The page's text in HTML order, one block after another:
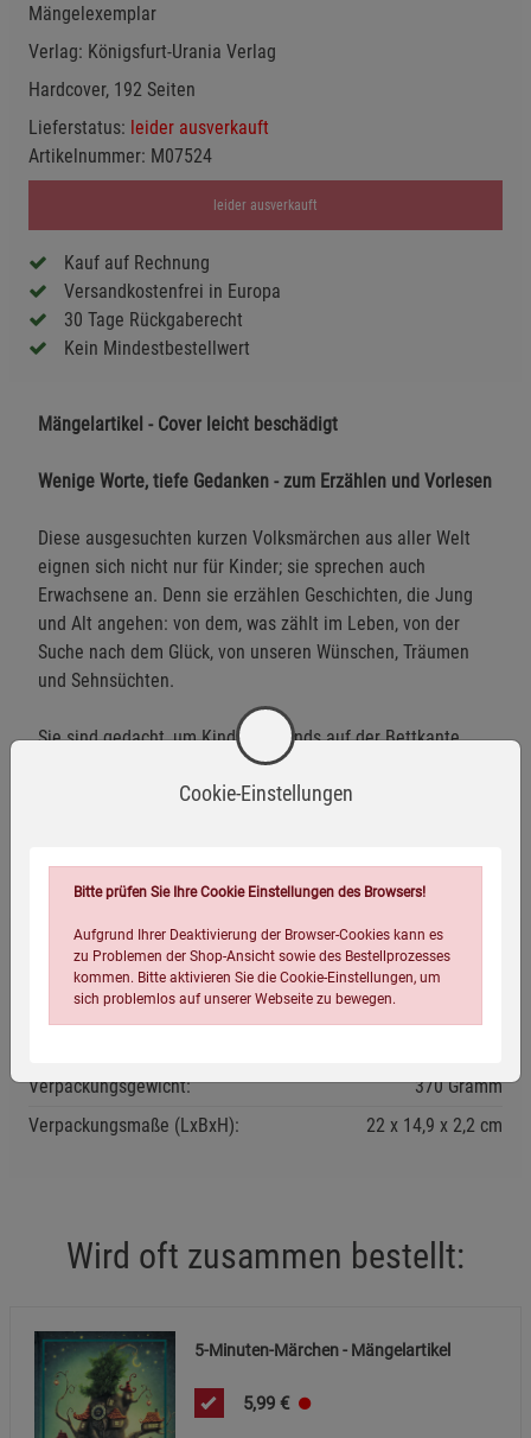
Mängelexemplar
Verlag: Königsfurt-Urania Verlag
Hardcover, 192 Seiten
Lieferstatus: leider ausverkauft
Artikelnummer: M07524
leider ausverkauft
Kauf auf Rechnung
Versandkostenfrei in Europa
30 Tage Rückgaberecht
Kein Mindestbestellwert
Mängelartikel - Cover leicht beschädigt
Wenige Worte, tiefe Gedanken - zum Erzählen und Vorlesen
Diese ausgesuchten kurzen Volksmärchen aus aller Welt
eignen sich nicht nur für Kinder; sie sprechen auch
Erwachsene an. Denn sie erzählen Geschichten, die Jung
und Alt angehen: von dem, was zählt im Leben, von der
Suche nach dem Glück, von unseren Wünschen, Träumen
und Sehnsüchten.
Sie sind gedacht, um Kindern abends auf der Bettkante
erzählt oder vorgelesen zu werden, für Erwachsene als
kurze Auszeiten, für alle, die sich noch nicht oder nicht
Eigenschaften
Verlag / Herausgeber:
Königsfurt-Urania Verlag
Verpackungsgewicht:
370 Gramm
Verpackungsmaße (LxBxH):
22 14,9 2,2 cm
Wird oft zusammen bestellt:
5-Minuten-Märchen - Mängelartikel
5,99 €
Cookie-Einstellungen
Bitte prüfen Sie Ihre Cookie Einstellungen des Browsers!
Aufgrund Ihrer Deaktivierung der Browser-Cookies kann es
zu Problemen der Shop-Ansicht sowie des Bestellprozesses
kommen. Bitte aktivieren Sie die Cookie-Einstellungen, um
sich problemlos auf unserer Webseite zu bewegen.
Notwendige Cookies (5)
Beschreibung Notwendige Cookies
Cookie-Informationen